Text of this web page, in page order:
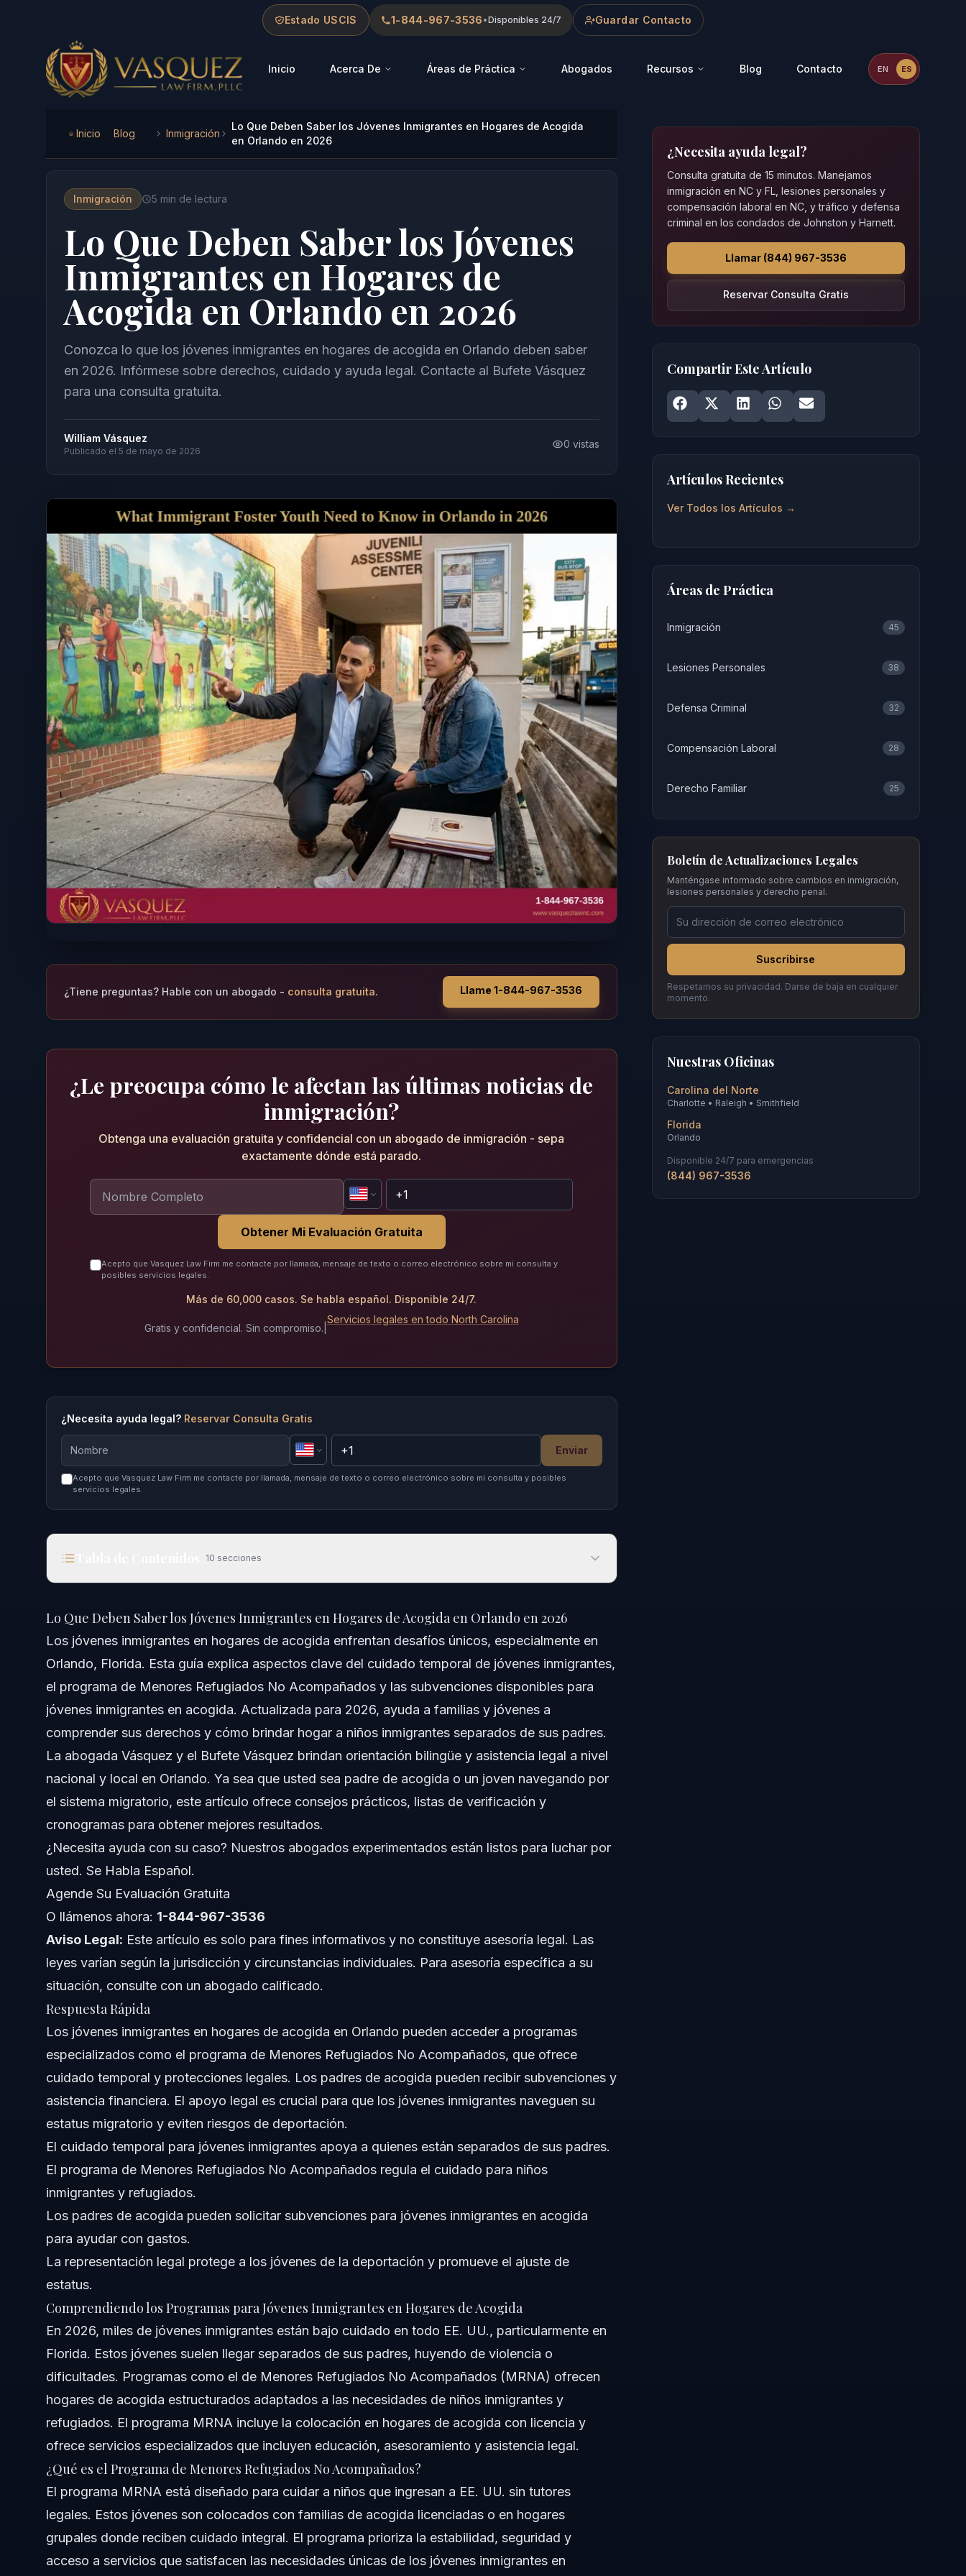
Estado USCIS 1-844-967-3536 •Disponibles 24/7 Guardar Contacto
Vasquez Law Firm - Home
Inicio Acerca De Áreas de Práctica Abogados Recursos Blog Contacto ES
EN
Inicio Blog Inmigración
Lo Que Deben Saber los Jóvenes Inmigrantes en Hogares de Acogida
en Orlando en 2026
Inmigración 5 min de lectura
Lo Que Deben Saber los Jóvenes
Inmigrantes en Hogares de
Acogida en Orlando en 2026
Conozca lo que los jóvenes inmigrantes en hogares de acogida en Orlando deben saber
en 2026. Infórmese sobre derechos, cuidado y ayuda legal. Contacte al Bufete Vásquez
para una consulta gratuita.
William Vásquez
Publicado el 5 de mayo de 2026
0 vistas
¿Tiene preguntas? Hable con un abogado - consulta gratuita. Llame 1-844-967-3536
¿Le preocupa cómo le afectan las últimas noticias de
inmigración?
Obtenga una evaluación gratuita y confidencial con un abogado de inmigración - sepa
exactamente dónde está parado.
Obtener Mi Evaluación Gratuita
Acepto que Vasquez Law Firm me contacte por llamada, mensaje de texto o correo electrónico sobre mi consulta y
posibles servicios legales.
Más de 60,000 casos. Se habla español. Disponible 24/7.
Gratis y confidencial. Sin compromiso.
Servicios legales en todo North Carolina
¿Necesita ayuda legal? Reservar Consulta Gratis
Enviar
Acepto que Vasquez Law Firm me contacte por llamada, mensaje de texto o correo electrónico sobre mi consulta y posibles
servicios legales.
10 secciones
Respuesta Rápida
Comprendiendo los Programas para Jóvenes Inmigrantes en Hogares de Acogida
¿Qué es el Programa de Menores Refugiados No Acompañados?
Explicación del Cuidado Temporal para Jóvenes Inmigrantes
Subvenciones y Asistencia Financiera para Padres de Acogida
Cómo Convertirse en Padre de Acogida para Niños Inmigrantes
Paso 1: Capacitación y Certificación
Paso 2: Verificación de Antecedentes y Seguridad del Hogar
Derechos Legales y Beneficios Migratorios para Jóvenes en Acogida
Elegibilidad para el Ajuste de Estatus
Protecciones Especiales Bajo Regulaciones Federales
Corte de Inmigración y la Oficina Ejecutiva para Revisión de Casos de Inmigración (EOIR)
Desafíos Comunes y Errores que Debe Evitar
Cuándo Contactar a un Abogado de Inmigración
Preguntas Frecuentes
¿Se paga por cuidar a un niño inmigrante en acogida?
¿Pueden los inmigrantes indocumentados ser padres de acogida?
¿Cuánto paga Florida a los padres de acogida?
¿Cuánto se paga por cuidado temporal?
¿Qué es el cuidado de transición para jóvenes inmigrantes?
¿Qué es el programa de Menores Refugiados No Acompañados?
¿Cómo puedo ser padre de acogida para un niño inmigrante separado de sus padres?
¿Qué ayuda legal está disponible para jóvenes inmigrantes en acogida en Orlando?
Sobre el Bufete Vásquez
Confianza y Experiencia del Abogado
Fuentes y Referencias
Lo Que Deben Saber los Jóvenes Inmigrantes en Hogares de Acogida en Orlando en 2026
Los jóvenes inmigrantes en hogares de acogida enfrentan desafíos únicos, especialmente en
Orlando, Florida. Esta guía explica aspectos clave del cuidado temporal de jóvenes inmigrantes,
el programa de Menores Refugiados No Acompañados y las subvenciones disponibles para
jóvenes inmigrantes en acogida. Actualizada para 2026, ayuda a familias y jóvenes a
comprender sus derechos y cómo brindar hogar a niños inmigrantes separados de sus padres.
La abogada Vásquez y el Bufete Vásquez brindan orientación bilingüe y asistencia legal a nivel
nacional y local en Orlando. Ya sea que usted sea padre de acogida o un joven navegando por
el sistema migratorio, este artículo ofrece consejos prácticos, listas de verificación y
cronogramas para obtener mejores resultados.
¿Necesita ayuda con su caso? Nuestros abogados experimentados están listos para luchar por
usted. Se Habla Español.
Agende Su Evaluación Gratuita
O llámenos ahora: 1-844-967-3536
Aviso Legal: Este artículo es solo para fines informativos y no constituye asesoría legal. Las
leyes varían según la jurisdicción y circunstancias individuales. Para asesoría específica a su
situación, consulte con un abogado calificado.
Respuesta Rápida
Los jóvenes inmigrantes en hogares de acogida en Orlando pueden acceder a programas
especializados como el programa de Menores Refugiados No Acompañados, que ofrece
cuidado temporal y protecciones legales. Los padres de acogida pueden recibir subvenciones y
asistencia financiera. El apoyo legal es crucial para que los jóvenes inmigrantes naveguen su
estatus migratorio y eviten riesgos de deportación.
El cuidado temporal para jóvenes inmigrantes apoya a quienes están separados de sus padres.
El programa de Menores Refugiados No Acompañados regula el cuidado para niños
inmigrantes y refugiados.
Los padres de acogida pueden solicitar subvenciones para jóvenes inmigrantes en acogida
para ayudar con gastos.
La representación legal protege a los jóvenes de la deportación y promueve el ajuste de
estatus.
Comprendiendo los Programas para Jóvenes Inmigrantes en Hogares de Acogida
En 2026, miles de jóvenes inmigrantes están bajo cuidado en todo EE. UU., particularmente en
Florida. Estos jóvenes suelen llegar separados de sus padres, huyendo de violencia o
dificultades. Programas como el de Menores Refugiados No Acompañados (MRNA) ofrecen
hogares de acogida estructurados adaptados a las necesidades de niños inmigrantes y
refugiados. El programa MRNA incluye la colocación en hogares de acogida con licencia y
ofrece servicios especializados que incluyen educación, asesoramiento y asistencia legal.
¿Qué es el Programa de Menores Refugiados No Acompañados?
El programa MRNA está diseñado para cuidar a niños que ingresan a EE. UU. sin tutores
legales. Estos jóvenes son colocados con familias de acogida licenciadas o en hogares
grupales donde reciben cuidado integral. El programa prioriza la estabilidad, seguridad y
acceso a servicios que satisfacen las necesidades únicas de los jóvenes inmigrantes en
¿Necesita ayuda legal?
Consulta gratuita de 15 minutos. Manejamos
inmigración en NC y FL, lesiones personales y
compensación laboral en NC, y tráfico y defensa
criminal en los condados de Johnston y Harnett.
Llamar (844) 967-3536
Reservar Consulta Gratis
Compartir Este Artículo
Share onFacebook
Share onX
Share onLinkedIn
Share onWhatsApp
Share on
Artículos Recientes
Ver Todos los Artículos →
Áreas de Práctica
Inmigración 45
Lesiones Personales 38
Defensa Criminal 32
Compensación Laboral 28
Derecho Familiar 25
Boletín de Actualizaciones Legales
Manténgase informado sobre cambios en inmigración,
lesiones personales y derecho penal.
Suscribirse
Respetamos su privacidad. Darse de baja en cualquier
momento.
Nuestras Oficinas
Carolina del Norte
Charlotte • Raleigh • Smithfield
Florida
Orlando
Disponible 24/7 para emergencias
(844) 967-3536